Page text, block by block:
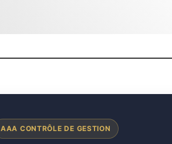
AAA CONTRÔLE DE GESTION